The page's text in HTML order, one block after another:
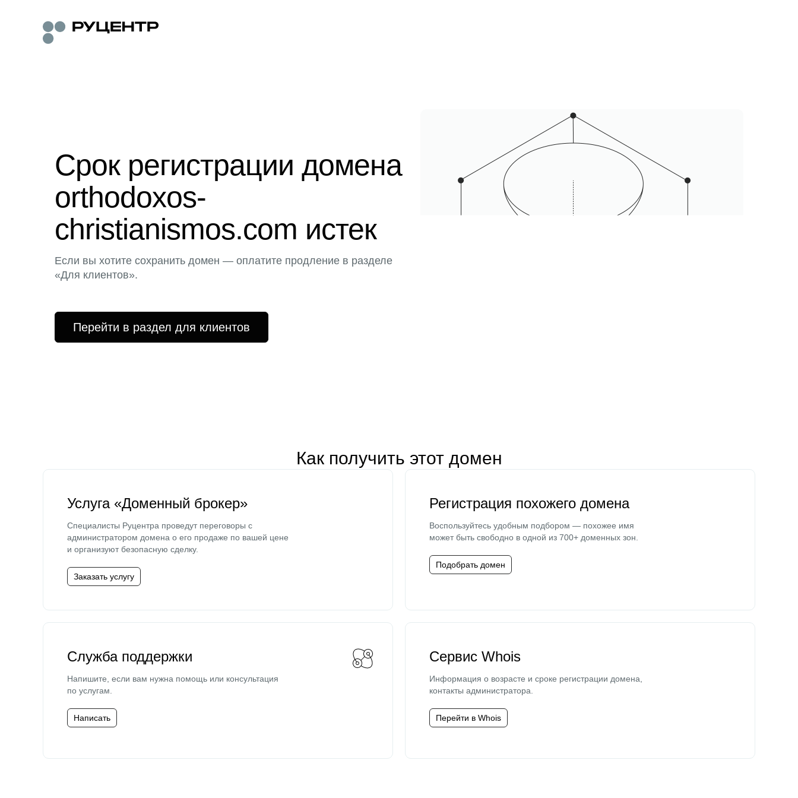
Срок регистрации домена
orthodoxos-
christianismos.com истек
Если вы хотите сохранить домен — оплатите продление в разделе
«Для клиентов».
Перейти в раздел для клиентов
Как получить этот домен
Услуга «Доменный брокер»
Специалисты Руцентра проведут переговоры с
администратором домена о его продаже по вашей цене
и организуют безопасную сделку.
Заказать услугу
Регистрация похожего домена
Воспользуйтесь удобным подбором — похожее имя
может быть свободно в одной из 700+ доменных зон.
Подобрать домен
Служба поддержки
Напишите, если вам нужна помощь или консультация
по услугам.
Написать
Сервис Whois
Информация о возрасте и сроке регистрации домена,
контакты администратора.
Перейти в Whois